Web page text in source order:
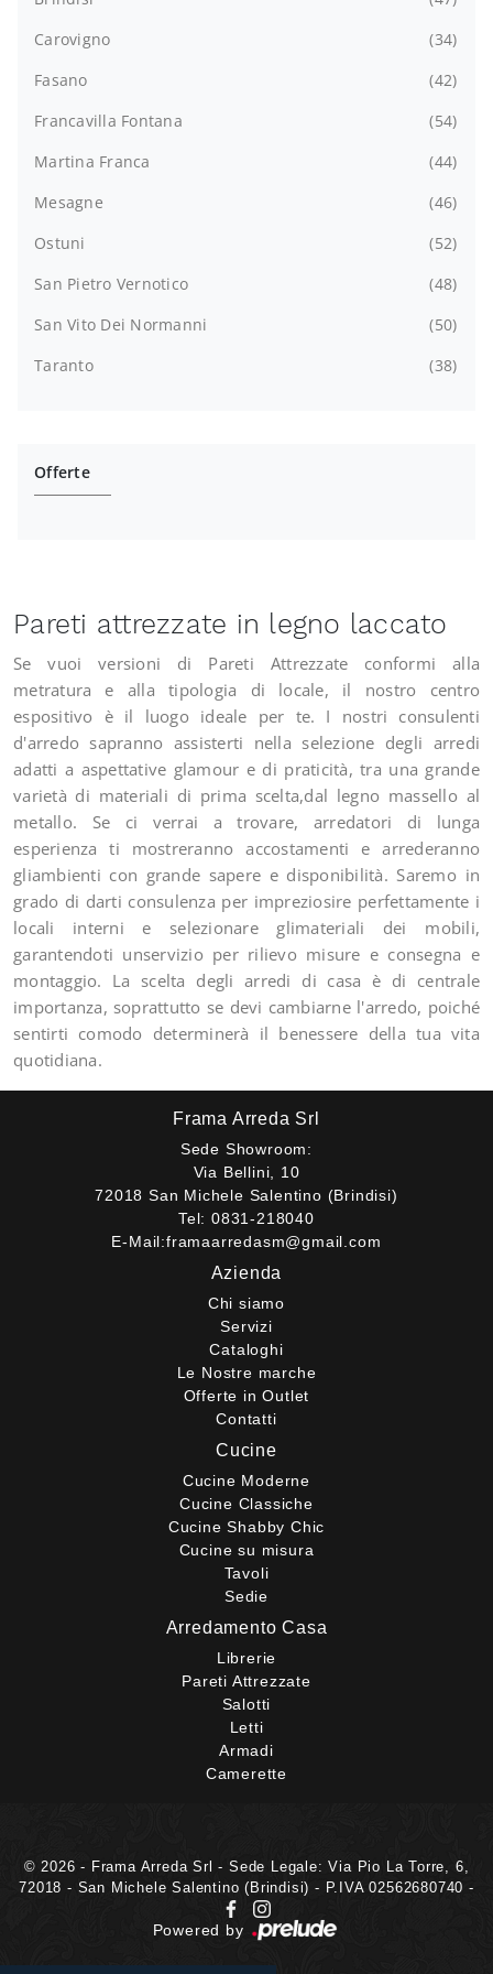
Carovigno
34
Fasano
42
Francavilla Fontana
54
Martina Franca
44
Mesagne
46
Ostuni
52
San Pietro Vernotico
48
San Vito Dei Normanni
50
Taranto
38
Offerte
Pareti attrezzate in legno laccato
Se vuoi versioni di Pareti Attrezzate conformi alla
metratura e alla tipologia di locale, il nostro centro
espositivo è il luogo ideale per te. I nostri consulenti
d'arredo sapranno assisterti nella selezione degli arredi
adatti a aspettative glamour e di praticità, tra una grande
varietà di materiali di prima scelta,dal legno massello al
metallo. Se ci verrai a trovare, arredatori di lunga
esperienza ti mostreranno accostamenti e arrederanno
gliambienti con grande sapere e disponibilità. Saremo in
grado di darti consulenza per impreziosire perfettamente i
locali interni e selezionare glimateriali dei mobili,
garantendoti unservizio per rilievo misure e consegna e
montaggio. La scelta degli arredi di casa è di centrale
importanza, soprattutto se devi cambiarne l'arredo, poiché
sentirti comodo determinerà il benessere della tua vita
quotidiana.
Frama Arreda Srl
Sede Showroom:
Via Bellini, 10
72018 San Michele Salentino (Brindisi)
Tel: 0831-218040
E-Mail:framaarredasm@gmail.com
Azienda
Chi siamo
Servizi
Cataloghi
Le Nostre marche
Offerte in Outlet
Contatti
Cucine
Cucine Moderne
Cucine Classiche
Cucine Shabby Chic
Cucine su misura
Tavoli
Sedie
Arredamento Casa
Librerie
Pareti Attrezzate
Salotti
Letti
Armadi
Camerette
© 2026 - Frama Arreda Srl - Sede Legale: Via Pio La Torre, 6,
72018 - San Michele Salentino (Brindisi) - P.IVA 02562680740 -
Powered by